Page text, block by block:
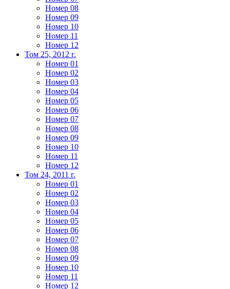
Номер 08
Номер 09
Номер 10
Номер 11
Номер 12
Том 25, 2012 г.
Номер 01
Номер 02
Номер 03
Номер 04
Номер 05
Номер 06
Номер 07
Номер 08
Номер 09
Номер 10
Номер 11
Номер 12
Том 24, 2011 г.
Номер 01
Номер 02
Номер 03
Номер 04
Номер 05
Номер 06
Номер 07
Номер 08
Номер 09
Номер 10
Номер 11
Номер 12